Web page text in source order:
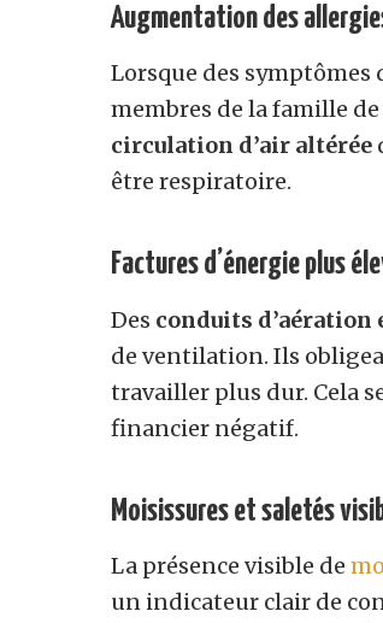
Augmentation des
Lorsque des symptômes
membres de la famille
circulation d’air altérée
être respiratoire.
Factures d’énergie plus
Des conduits d’aération
de ventilation. Ils
travailler plus dur. Cela
financier négatif.
Moisissures et saletés
La présence visible de
un indicateur clair de